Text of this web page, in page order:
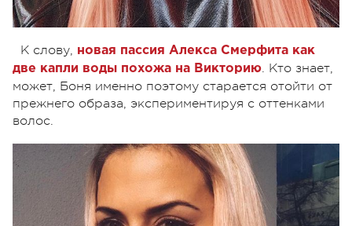
К слову, новая пассия Алекса Смерфита как
две капли воды похожа на Викторию. Кто знает,
может, Боня именно поэтому старается отойти от
прежнего образа, экспериментируя с оттенками
волос.